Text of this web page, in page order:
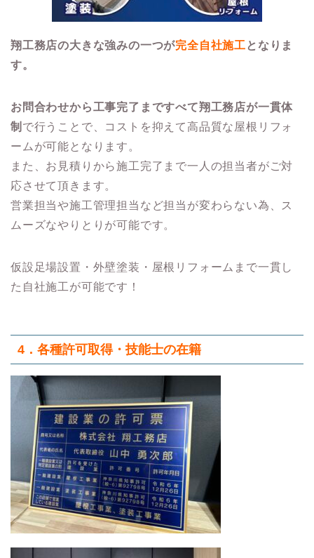
翔工務店の大きな強みの一つが完全自社施工となりま
す。
お問合わせから工事完了まですべて翔工務店が一貫体
制 で行うことで、コストを抑えて高品質な屋根リフォ
ームが可能となります。
また、お見積りから施工完了まで一人の担当者がご対
応させて頂きます。
営業担当や施工管理担当など担当が変わらない為、ス
ムーズなやりとりが可能です。
仮設足場設置・外壁塗装・屋根リフォームまで一貫し
た自社施工が可能です！
4．各種許可取得・技能士の在籍